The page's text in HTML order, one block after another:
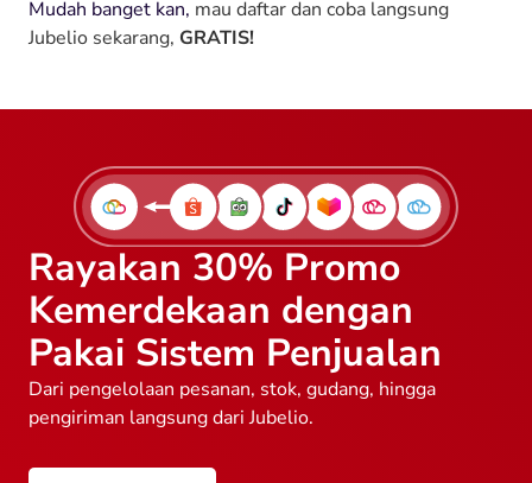
Mudah banget kan, mau daftar dan coba langsung
Jubelio sekarang, GRATIS!
Rayakan 30% Promo
Kemerdekaan dengan
Pakai Sistem Penjualan
Dari pengelolaan pesanan, stok, gudang, hingga
pengiriman langsung dari Jubelio.